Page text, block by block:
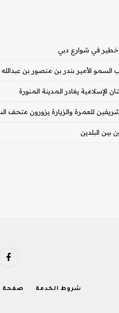
السمو الأمير بندر بن منصور بن
يغادر المدينة المنورة
للعمرة والزيارة يزورون متحف
بين البلدين
شروط الخدمة صفحة